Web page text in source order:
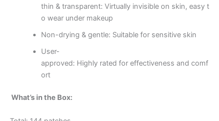
thin & transparent: Virtually invisible on skin, easy t
o wear under makeup
Non-drying & gentle: Suitable for sensitive skin
User-
approved: Highly rated for effectiveness and comf
ort
What’s in the Box: